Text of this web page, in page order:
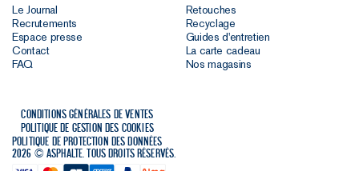
Le Journal
Recrutements
Espace presse
Contact
FAQ
Retouches
Recyclage
Guides d'entretien
La carte cadeau
Nos magasins
Conditions générales de ventes
Politique de gestion des cookies
Politique de protection des données
2026 © Asphalte. Tous droits réservés.